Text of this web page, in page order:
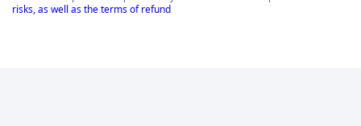
risks, as well as the terms of refund